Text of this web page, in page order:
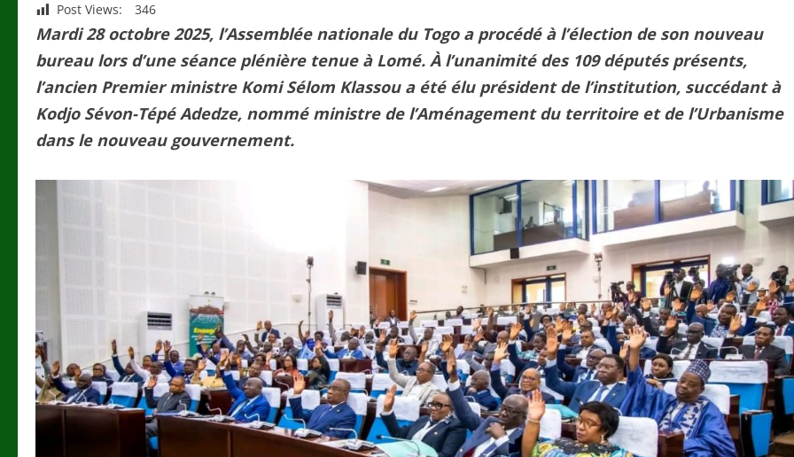
Post Views: 346
Mardi 28 octobre 2025, l’Assemblée nationale du Togo a procédé à l’élection de son nouveau
bureau lors d’une séance plénière tenue à Lomé. À l’unanimité des 109 députés présents,
l’ancien Premier ministre Komi Sélom Klassou a été élu président de l’institution, succédant à
Kodjo Sévon-Tépé Adedze, nommé ministre de l’Aménagement du territoire et de l’Urbanisme
dans le nouveau gouvernement.